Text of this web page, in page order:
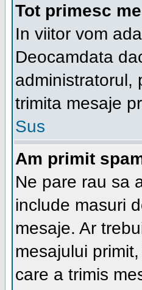
Tot primesc
In viitor vom
Deocamdata
administratorul,
trimita mesaje
Sus
Am primit
Ne pare rau sa
include masuri
mesaje. Ar
mesajului
care a trimis